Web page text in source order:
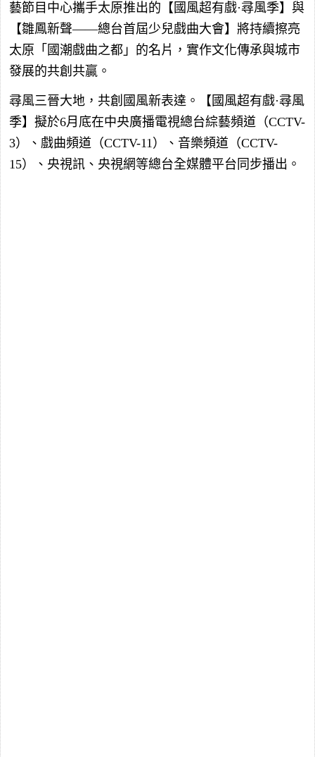
藝節目中心攜手太原推出的【國風超有戲·尋風季】與
【雛鳳新聲——總台首屆少兒戲曲大會】將持續擦亮
太原「國潮戲曲之都」的名片，實作文化傳承與城市
發展的共創共贏。
尋風三晉大地，共創國風新表達。【國風超有戲·尋風
季】擬於6月底在中央廣播電視總台綜藝頻道（CCTV-
3）、戲曲頻道（CCTV-11）、音樂頻道（CCTV-
15）、央視訊、央視網等總台全媒體平台同步播出。